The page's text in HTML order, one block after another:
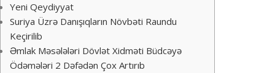
Yeni Qeydiyyat
Suriya Üzrə Danışıqların Növbəti Raundu
Keçirilib
Əmlak Məsələləri Dövlət Xidməti Büdcəyə
Ödəmələri 2 Dəfədən Çox Artırıb